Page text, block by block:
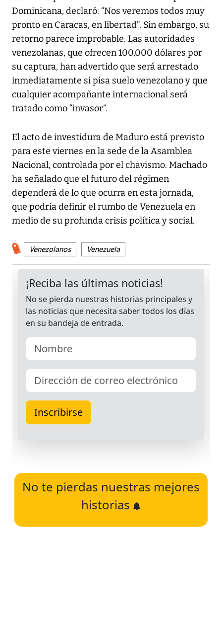
Dominicana, declaró: “Nos veremos todos muy
pronto en Caracas, en libertad”. Sin embargo, su
retorno parece improbable. Las autoridades
venezolanas, que ofrecen 100,000 dólares por
su captura, han advertido que será arrestado
inmediatamente si pisa suelo venezolano y que
cualquier acompañante internacional será
tratado como “invasor”.
El acto de investidura de Maduro está previsto
para este viernes en la sede de la Asamblea
Nacional, controlada por el chavismo. Machado
ha señalado que el futuro del régimen
dependerá de lo que ocurra en esta jornada,
que podría definir el rumbo de Venezuela en
medio de su profunda crisis política y social.
Venezolanos Venezuela
No te pierdas nuestras mejores
historias